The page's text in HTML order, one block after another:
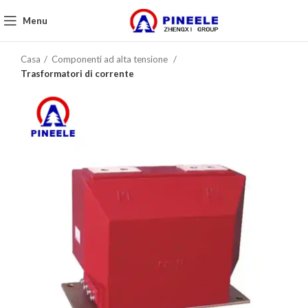
Menu
Casa
Componenti ad alta tensione
Trasformatori di corrente